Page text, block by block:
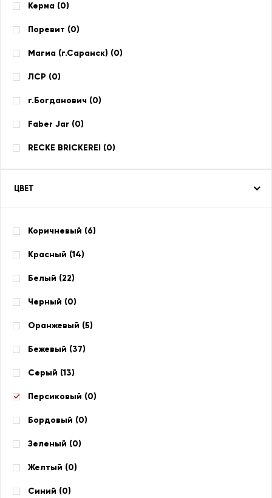
Керма (0)
Поревит (0)
Магма (г.Саранск) (0)
ЛСР (0)
г.Богданович (0)
Faber Jar (0)
RECKE BRICKEREI (0)
ЦВЕТ
Коричневый (6)
Красный (14)
Белый (22)
Черный (0)
Оранжевый (5)
Бежевый (37)
Серый (13)
Персиковый (0)
Бордовый (0)
Зеленый (0)
Желтый (0)
Синий (0)